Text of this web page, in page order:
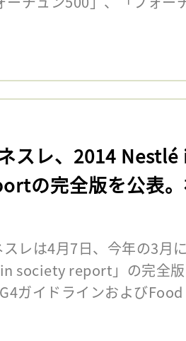
ネスレ、2014
の完全版を公表
レは4月7日、今年の3月
in society report」の完全
ガイドラインおよび